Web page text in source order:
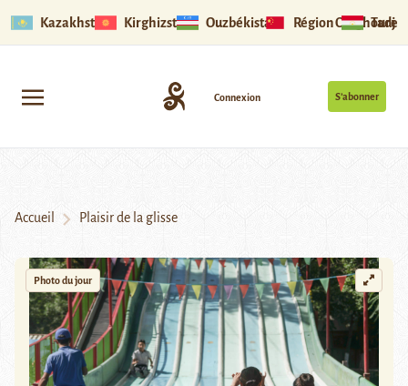
Kazakhstan Kirghizstan Ouzbékistan Région Ouïghoure
S’abonner
Connexion
Accueil Plaisir de la glisse
Photo du jour